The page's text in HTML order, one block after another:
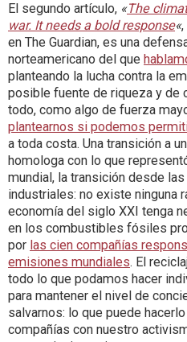
El segundo artículo, «The
war. It needs a bold response«
en The Guardian, es una
norteamericano del que
planteando la lucha contra la
posible fuente de riqueza y de
todo, como algo de fuerza
plantearnos si podemos
a toda costa. Una transición a
homologa con lo que
mundial, la transición desde
industriales: no existe ninguna
economía del siglo XXI tenga
en los combustibles fósiles
por las cien compañías
emisiones mundiales. El
todo lo que podamos hacer
para mantener el nivel de
salvarnos: lo que puede
compañías con nuestro